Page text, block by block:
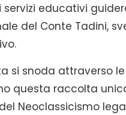
servizi educativi
del Conte Tadini,
si snoda attraverso
questa raccolta
Neoclassicismo